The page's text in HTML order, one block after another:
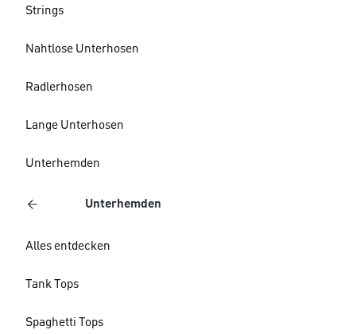
Strings
Nahtlose Unterhosen
Radlerhosen
Lange Unterhosen
Unterhemden
Unterhemden
Alles entdecken
Tank Tops
Spaghetti Tops